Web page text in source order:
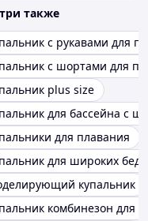
также
с рукавами для
с шортами для
plus size
для бассейна с
для плавания
для широких
купальник
комбинезон для